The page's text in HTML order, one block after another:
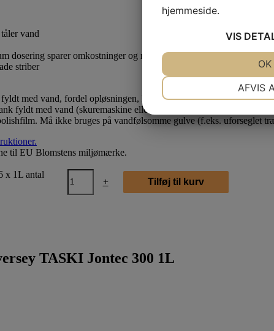
vand
dosering sparer omkostninger og mindsker miljøpåvirkningen
striber
med vand, fordel opløsningen, lad virke hvisnødvendigt og fjern
fyldt med vand (skuremaskine eller
gulvvaskemaskine), fordel
Må ikke bruges på vandfølsomme gulve (f.eks. uforseglet
til EU Blomstens miljømærke.
x 1L antal
+
Tilføj til kurv
TASKI Jontec 300 1L
hjemmeside.
VIS
MARKETING
AFVIS
OK